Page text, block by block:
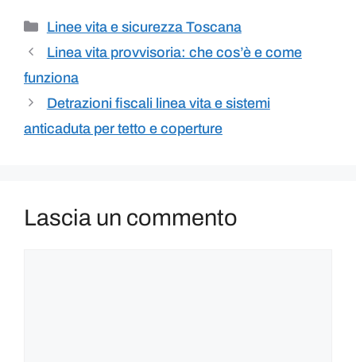
Linee vita e sicurezza Toscana
Linea vita provvisoria: che cos’è e come
funziona
Detrazioni fiscali linea vita e sistemi
anticaduta per tetto e coperture
Lascia un commento